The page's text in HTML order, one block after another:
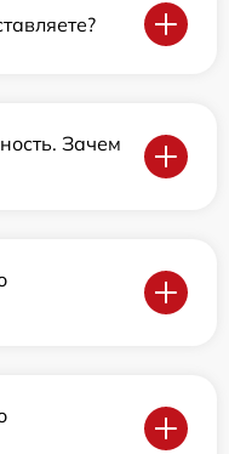
Зачем